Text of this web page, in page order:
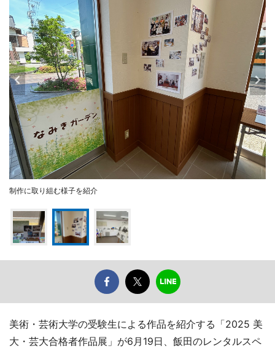
制作に取り組む様子を紹介
美術・芸術大学の受験生による作品を紹介する「2025 美
大・芸大合格者作品展」が6月19日、飯田のレンタルスペ